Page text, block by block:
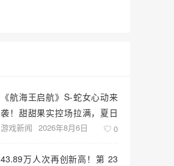
《航海王启航》S-蛇女心动来
袭！甜甜果实控场拉满，夏日
盛宴开启
游戏新闻 2026年8月6日 0
43.89万人次再创新高！第 23